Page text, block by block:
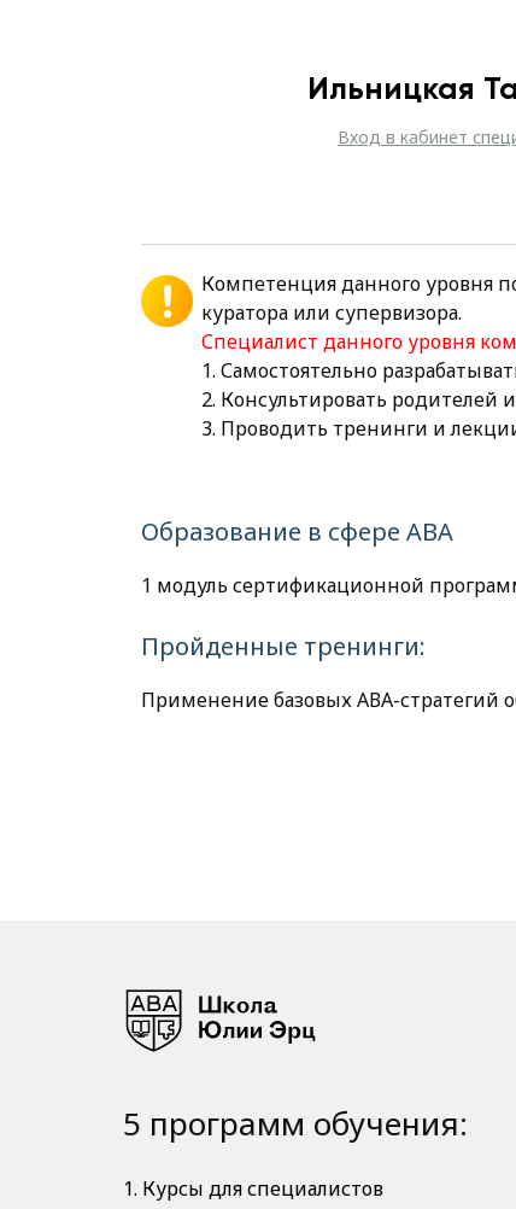
Ильницкая
Вход в кабинет
Компетенция данного уровня
куратора или супервизора.
Специалист данного уровня
1. Самостоятельно
2. Консультировать
3. Проводить тренинги и
Образование в сфере АВА
1 модуль сертификационной
Пройденные тренинги:
Применение базовых АВА-стратегий
5 программ обучения:
1. Курсы для специалистов